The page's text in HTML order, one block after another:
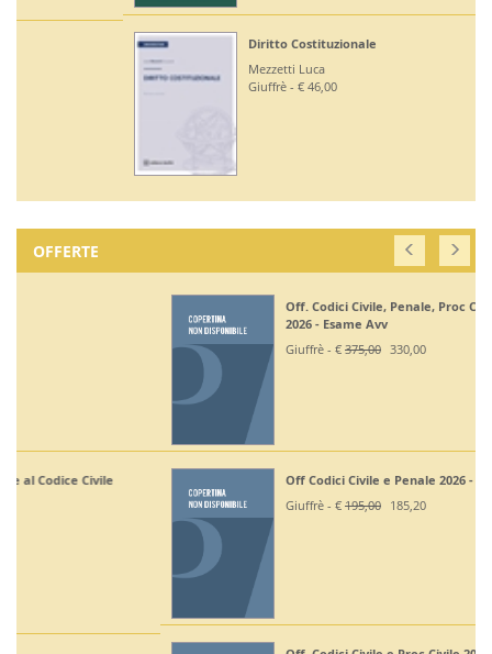
Diritto Costituzionale
Mezzetti Luca
Giuffrè - € 46,00
Off. Codici Civile, Penale, Proc Civile, Proc Penale
Giuffrè - €375,00 330,00
Off Codici Civile e Penale 2026 - Esame Avvocato
Giuffrè - €195,00
Off. Codici Civile e Proc Civile 2026 - Esame Avvocato